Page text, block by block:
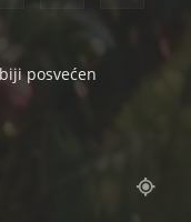
posvećen